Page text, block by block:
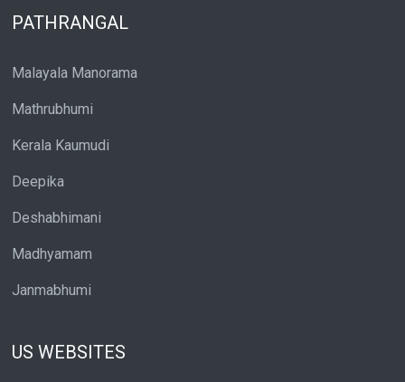
PATHRANGAL
Malayala Manorama
Mathrubhumi
Kerala Kaumudi
Deepika
Deshabhimani
Madhyamam
Janmabhumi
US WEBSITES